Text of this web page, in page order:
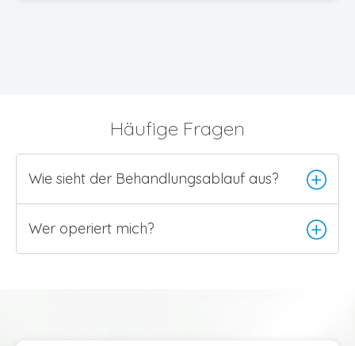
Häufige Fragen
Wie sieht der Behandlungsablauf aus?
Wer operiert mich?